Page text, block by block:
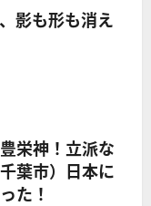
影も形も消え
栄神！立派な
葉市）日本に
た！